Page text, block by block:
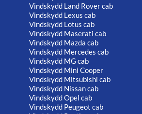
Vindskydd Land Rover cab
Vindskydd Lexus cab
Vindskydd Lotus cab
Vindskydd Maserati cab
Vindskydd Mazda cab
Vindskydd Mercedes cab
Vindskydd MG cab
Vindskydd Mini Cooper
Vindskydd Mitsubishi cab
Vindskydd Nissan cab
Vindskydd Opel cab
Vindskydd Peugeot cab